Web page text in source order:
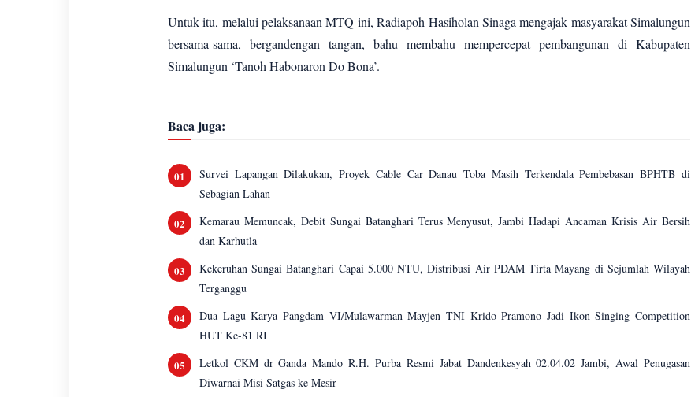
Untuk itu, melalui pelaksanaan MTQ ini, Radiapoh Hasiholan Sinaga mengajak masyarakat Simalungun
bersama-sama, bergandengan tangan, bahu membahu mempercepat pembangunan di Kabupaten
Simalungun ‘Tanoh Habonaron Do Bona’.
Baca juga:
Survei Lapangan Dilakukan, Proyek Cable Car Danau Toba Masih Terkendala Pembebasan BPHTB di
Sebagian Lahan
Kemarau Memuncak, Debit Sungai Batanghari Terus Menyusut, Jambi Hadapi Ancaman Krisis Air Bersih
dan Karhutla
Kekeruhan Sungai Batanghari Capai 5.000 NTU, Distribusi Air PDAM Tirta Mayang di Sejumlah Wilayah
Terganggu
Dua Lagu Karya Pangdam VI/Mulawarman Mayjen TNI Krido Pramono Jadi Ikon Singing Competition
HUT Ke-81 RI
Letkol CKM dr Ganda Mando R.H. Purba Resmi Jabat Dandenkesyah 02.04.02 Jambi, Awal Penugasan
Diwarnai Misi Satgas ke Mesir